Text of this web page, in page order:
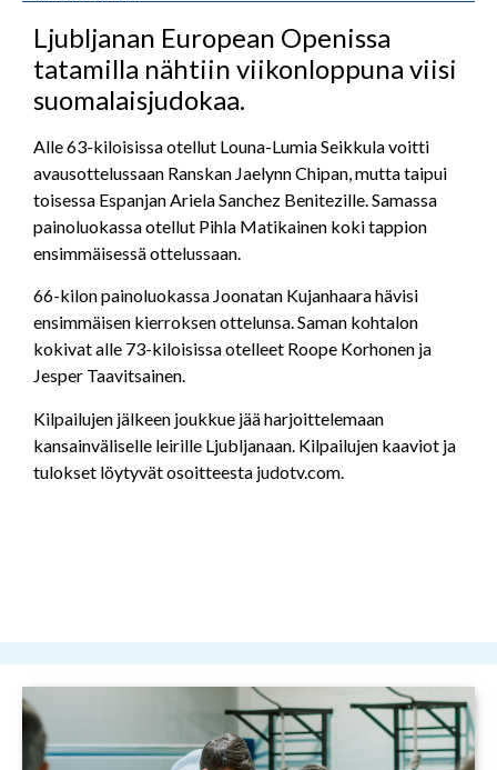
Ljubljanan European Openissa
tatamilla nähtiin viikonloppuna viisi
suomalaisjudokaa.
Alle 63-kiloisissa otellut Louna-Lumia Seikkula voitti
avausottelussaan Ranskan Jaelynn Chipan, mutta taipui
toisessa Espanjan Ariela Sanchez Benitezille. Samassa
painoluokassa otellut Pihla Matikainen koki tappion
ensimmäisessä ottelussaan.
66-kilon painoluokassa Joonatan Kujanhaara hävisi
ensimmäisen kierroksen ottelunsa. Saman kohtalon
kokivat alle 73-kiloisissa otelleet Roope Korhonen ja
Jesper Taavitsainen.
Kilpailujen jälkeen joukkue jää harjoittelemaan
kansainväliselle leirille Ljubljanaan. Kilpailujen kaaviot ja
tulokset löytyvät osoitteesta judotv.com.